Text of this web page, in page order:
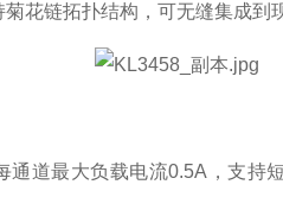
花链拓扑结构，可无缝集成到
道最大负载电流0.5A，支持